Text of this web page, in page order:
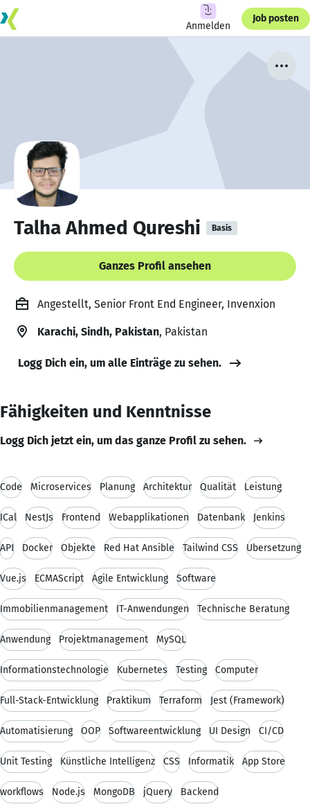
Anmelden
Job posten
Talha Ahmed Qureshi Basis
Ganzes Profil ansehen
Angestellt, Senior Front End Engineer, Invenxion
Karachi, Sindh, Pakistan, Pakistan
Logg Dich ein, um alle Einträge zu sehen.
Fähigkeiten und Kenntnisse
Logg Dich jetzt ein, um das ganze Profil zu sehen.
Code Microservices Planung Architektur Qualität Leistung
ICal NestJs Frontend Webapplikationen Datenbank Jenkins
API Docker Objekte Red Hat Ansible Tailwind CSS Übersetzung
Vue.js ECMAScript Agile Entwicklung Software
Immobilienmanagement IT-Anwendungen Technische Beratung
Anwendung Projektmanagement MySQL
Informationstechnologie Kubernetes Testing Computer
Full-Stack-Entwicklung Praktikum Terraform Jest (Framework)
Automatisierung OOP Softwareentwicklung UI Design CI/CD
Unit Testing Künstliche Intelligenz CSS Informatik App Store
workflows Node.js MongoDB jQuery Backend